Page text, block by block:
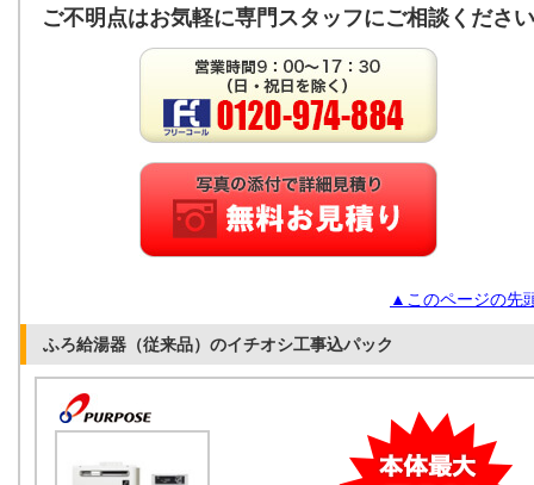
ご不明点はお気軽に専門スタッフにご相談ください
▲このページの先
ふろ給湯器（従来品）のイチオシ工事込パック